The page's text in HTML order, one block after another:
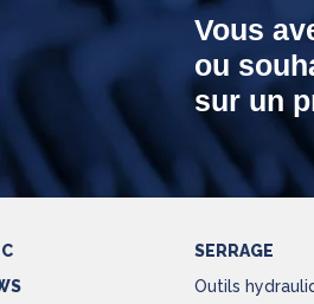
Vous
ou
sur un
SERRAGE
Outils